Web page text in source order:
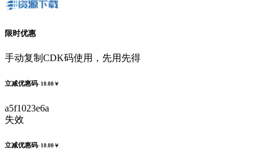
限时优惠
手动复制CDK码使用，先用先得
立减优惠码- 10.00￥
a5f1023e6a
失效
立减优惠码- 10.00￥